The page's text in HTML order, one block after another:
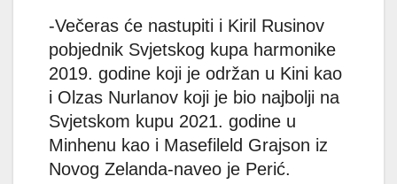
-Večeras će nastupiti i Kiril Rusinov
pobjednik Svjetskog kupa harmonike
2019. godine koji je održan u Kini kao
i Olzas Nurlanov koji je bio najbolji na
Svjetskom kupu 2021. godine u
Minhenu kao i Masefileld Grajson iz
Novog Zelanda-naveo je Perić.